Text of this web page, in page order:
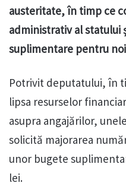
austeritate, în timp ce
administrativ al statului
suplimentare pentru
Potrivit deputatului, în
lipsa resurselor
asupra angajărilor,
solicită majorarea
unor bugete
lei.